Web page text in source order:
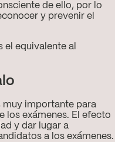
de ello, por lo
y prevenir el
el equivalente al
muy importante para
los exámenes. El efecto
y dar lugar a
a los exámenes.